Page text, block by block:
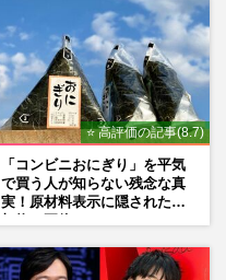
⭐ 高評価の記事(8.7)
「コンビニおにぎり」を平気
で買う人が知らない残念な真
実！原材料表示に隠された添